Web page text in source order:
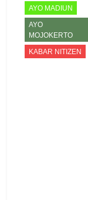
AYO MADIUN
AYO
MOJOKERTO
KABAR NITIZEN